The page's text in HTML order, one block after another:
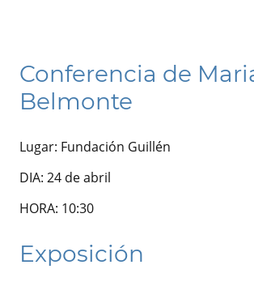
Conferencia de
Belmonte
Lugar: Fundación Guillén
DIA: 24 de abril
HORA: 10:30
Exposición